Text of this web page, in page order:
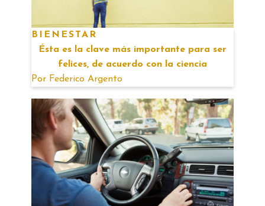
BIENESTAR
Ésta es la clave más importante para ser
felices, de acuerdo con la ciencia
Por Federico Argento